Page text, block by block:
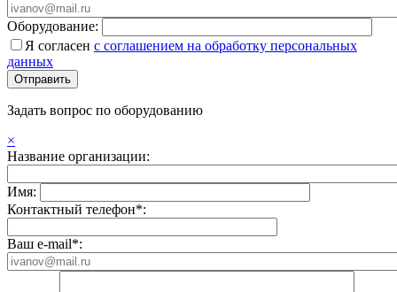
Оборудование:
Я согласен с соглашением на обработку персональных
данных
Задать вопрос по оборудованию
×
Название организации:
Имя:
Контактный телефон*:
Ваш e-mail*: